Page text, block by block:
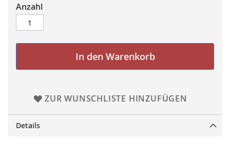
Anzahl
In den Warenkorb
ZUR WUNSCHLISTE HINZUFÜGEN
Details